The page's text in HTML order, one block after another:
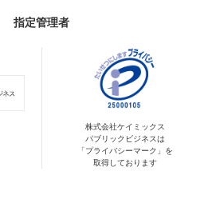
指定管理者
株式会社ケイミックス
パブリックビジネスは
「プライバシーマーク」を
取得しております